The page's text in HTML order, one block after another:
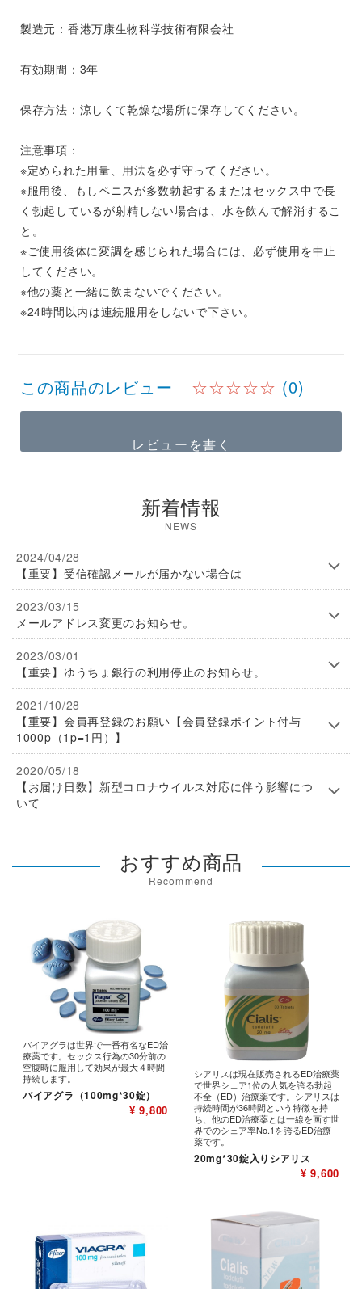
製造元：香港万康生物科学技術有限会社
有効期間：3年
保存方法：涼しくて乾燥な場所に保存してください。
注意事項：
※定められた用量、用法を必ず守ってください。
※服用後、もしペニスが多数勃起するまたはセックス中で長
く勃起しているが射精しない場合は、水を飲んで解消するこ
と。
※ご使用後体に変調を感じられた場合には、必ず使用を中止
してください。
※他の薬と一緒に飲まないでください。
※24時間以内は連続服用をしないで下さい。
この商品のレビュー ☆☆☆☆☆ (0)
レビューを書く
新着情報
NEWS
2024/04/28
【重要】受信確認メールが届かない場合は
2023/03/15
メールアドレス変更のお知らせ。
2023/03/01
【重要】ゆうちょ銀行の利用停止のお知らせ。
2021/10/28
【重要】会員再登録のお願い【会員登録ポイント付与
1000p（1p=1円）】
2020/05/18
【お届け日数】新型コロナウイルス対応に伴う影響につ
いて
おすすめ商品
Recommend
バイアグラは世界で一番有名なED治
療薬です。セックス行為の30分前の
空腹時に服用して効果が最大４時間
持続します。
バイアグラ（100mg*30錠）
¥ 9,800
シアリスは現在販売されるED治療薬
で世界シェア1位の人気を誇る勃起
不全（ED）治療薬です。シアリスは
持続時間が36時間という特徴を持
ち、他のED治療薬とは一線を画す世
界でのシェア率No.1を誇るED治療
薬です。
20mg*30錠入りシアリス
¥ 9,600